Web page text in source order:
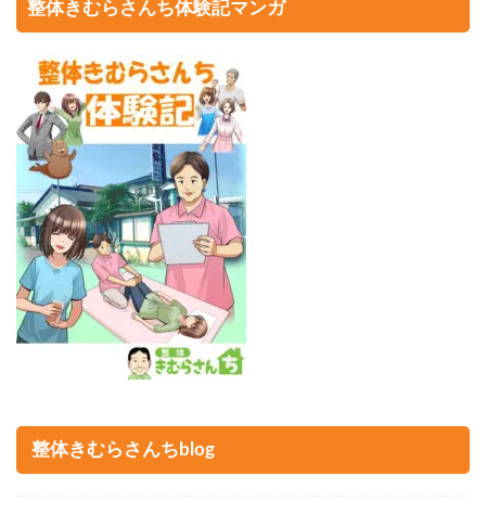
整体きむらさんち体験記マンガ
整体きむらさんちblog